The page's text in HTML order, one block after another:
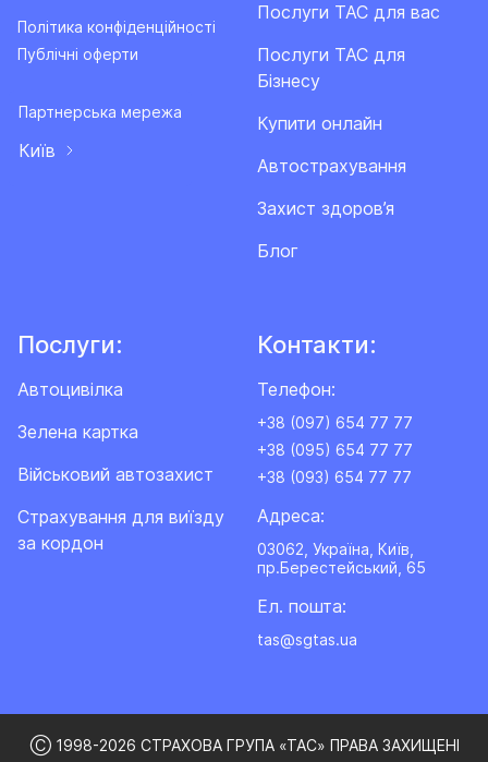
Політика конфіденційності
Публічні оферти
Партнерська мережа
Київ
Послуги ТАС для вас
Послуги ТАС для
Бізнесу
Купити онлайн
Автострахування
Захист здоров’я
Блог
Послуги:
Автоцивілка
Зелена картка
Військовий автозахист
Cтрахування для виїзду
за кордон
Контакти:
Телефон:
+38 (097) 654 77 77
+38 (095) 654 77 77
+38 (093) 654 77 77
Адреса:
03062, Україна, Київ,
пр.Берестейський, 65
Ел. пошта:
tas@sgtas.ua
Ⓒ 1998-2026 СТРАХОВА ГРУПА «ТАС» ПРАВА ЗАХИЩЕНІ